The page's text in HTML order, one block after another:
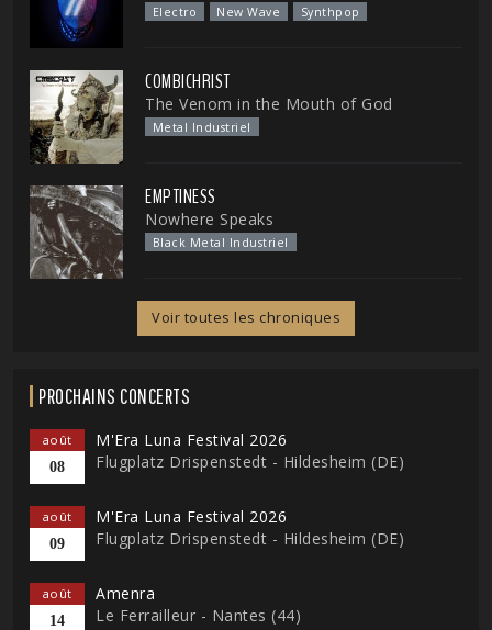
Electro New Wave Synthpop
COMBICHRIST
The Venom in the Mouth of God
Metal Industriel
EMPTINESS
Nowhere Speaks
Black Metal Industriel
Voir toutes les chroniques
PROCHAINS CONCERTS
août
08
M'Era Luna Festival 2026
Flugplatz Drispenstedt - Hildesheim (DE)
août
09
M'Era Luna Festival 2026
Flugplatz Drispenstedt - Hildesheim (DE)
août
14
Amenra
Le Ferrailleur - Nantes (44)